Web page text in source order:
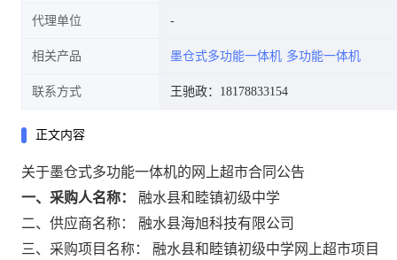
代理单位
相关产品 墨仓式多功能一体机 多功能一体机
联系方式 王驰政：18178833154
正文内容
关于墨仓式多功能一体机的网上超市合同公告
一、采购人名称：
融水县和睦镇初级中学
二、供应商名称：
融水县海旭科技有限公司
三、采购项目名称：
融水县和睦镇初级中学网上超市项目